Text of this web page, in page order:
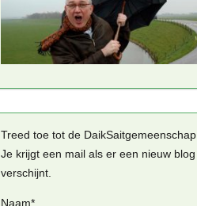
Treed toe tot de DaikSaitgemeenschap.
Je krijgt een mail als er een nieuw blog
verschijnt.
Naam*